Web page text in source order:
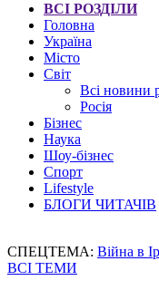
ВСІ РОЗДІЛИ
Головна
Україна
Місто
Світ
Всі новини
Росія
Бізнес
Наука
Шоу-бізнес
Спорт
Lifestyle
БЛОГИ ЧИТАЧІВ
СПЕЦТЕМА: Війна в
ВСІ ТЕМИ